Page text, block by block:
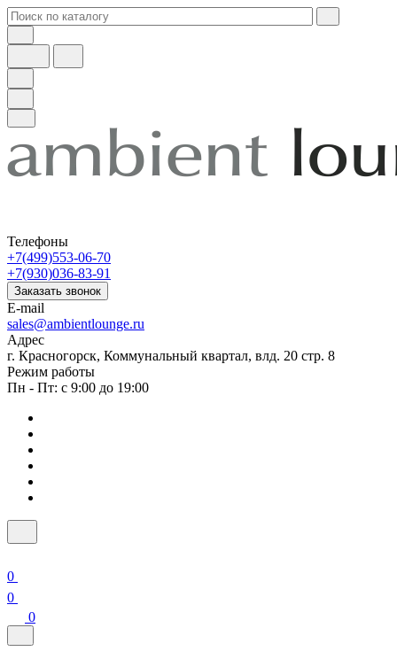
Телефоны
+7(499)553-06-70
+7(930)036-83-91
Заказать звонок
E-mail
sales@ambientlounge.ru
Адрес
г. Красногорск, Коммунальный квартал, влд. 20 стр. 8
Режим работы
Пн - Пт: с 9:00 до 19:00
0
0
0